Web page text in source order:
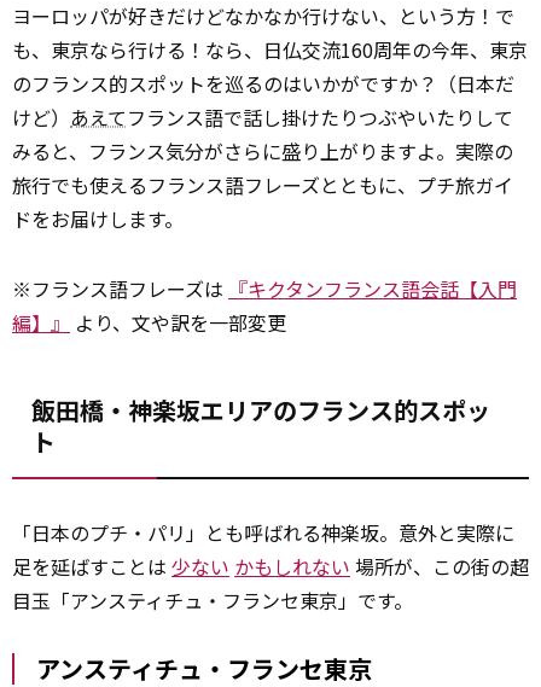
ヨーロッパが好きだけどなかなか行けない、という方！で
も、東京なら行ける！なら、日仏交流160周年の今年、東京
のフランス的スポットを巡るのはいかがですか？（日本だ
けど） あえてフランス語で話し掛けたりつぶやいたりして
みると、フランス気分がさらに盛り上がりますよ。実際の
旅行でも使えるフランス語フレーズとともに、プチ旅ガイ
ドをお届けします。
※フランス語フレーズは 『キクタンフランス語会話【入門
編】』
より、文や訳を一部変更
飯田橋・神楽坂エリアのフランス的スポッ
ト
「日本のプチ・パリ」とも呼ばれる神楽坂。意外と実際に
足を延ばすことは 少ない かもしれない 場所が、この街の超
目玉「アンスティチュ・フランセ東京」です。
アンスティチュ・フランセ東京